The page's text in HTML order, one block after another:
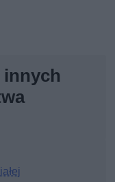
innych